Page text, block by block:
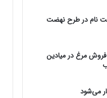
نام در طرح نهضت
مرغ در میادین
می‌شود